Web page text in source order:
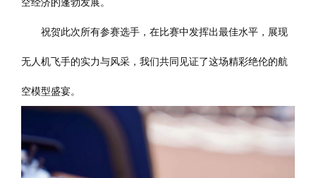
空经济的蓬勃发展。
祝贺此次所有参赛选手，在比赛中发挥出最佳水平，展现
无人机飞手的实力与风采，我们共同见证了这场精彩绝伦的航
空模型盛宴。